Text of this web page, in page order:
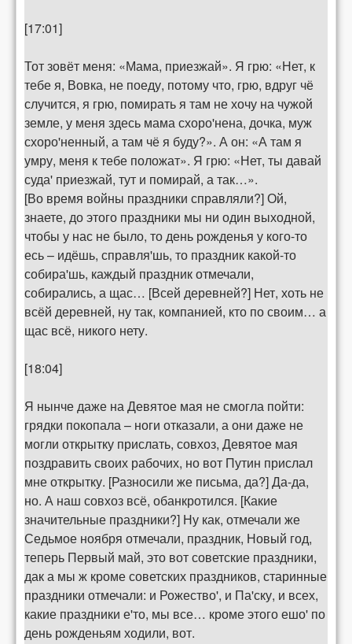
[17:01]
Тот зовёт меня: «Мама, приезжай». Я грю: «Нет, к
тебе я, Вовка, не поеду, потому что, грю, вдруг чё
случится, я грю, помирать я там не хочу на чужой
земле, у меня здесь мама схоро'нена, дочка, муж
схоро'ненный, а там чё я буду?». А он: «А там я
умру, меня к тебе положат». Я грю: «Нет, ты давай
суда' приезжай, тут и помирай, а так…».
[Во время войны праздники справляли?] Ой,
знаете, до этого праздники мы ни один выходной,
чтобы у нас не было, то день рожденья у кого-то
есь – идёшь, справля'шь, то праздник какой-то
собира'шь, каждый праздник отмечали,
собирались, а щас… [Всей деревней?] Нет, хоть не
всёй деревней, ну так, компанией, кто по своим… а
щас всё, никого нету.
[18:04]
Я нынче даже на Девятое мая не смогла пойти:
грядки покопала – ноги отказали, а они даже не
могли открытку прислать, совхоз, Девятое мая
поздравить своих рабочих, но вот Путин прислал
мне открытку. [Разносили же письма, да?] Да-да,
но. А наш совхоз всё, обанкротился. [Какие
значительные праздники?] Ну как, отмечали же
Седьмое ноября отмечали, праздник, Новый год,
теперь Первый май, это вот советские праздники,
дак а мы ж кроме советских праздников, старинные
праздники отмечали: и Рожество', и Па'ску, и всех,
какие праздники е'то, мы все… кроме этого ешо' по
день рожденьям ходили, вот.